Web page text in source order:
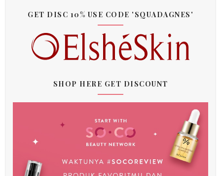
GET DISC 10% USE CODE 'SQUADAGNES'
SHOP HERE GET DISCOUNT